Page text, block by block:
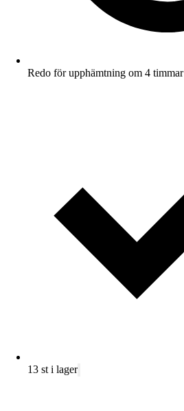
Redo för upphämtning om 4 timmar
13 st i lager